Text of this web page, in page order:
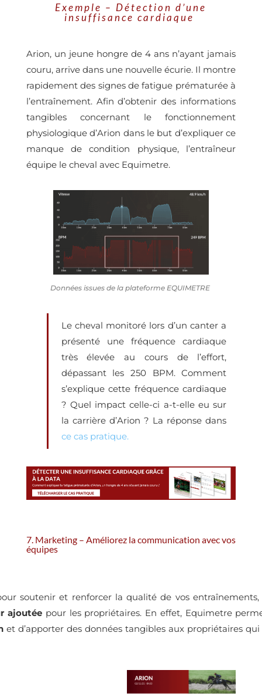
Exemple – Détection d’une
insuffisance cardiaque
Arion, un jeune hongre de 4 ans n’ayant jamais
couru, arrive dans une nouvelle écurie. Il montre
rapidement des signes de fatigue prématurée à
l’entraînement. Afin d’obtenir des informations
tangibles concernant le fonctionnement
physiologique d’Arion dans le but d’expliquer ce
manque de condition physique, l’entraîneur
équipe le cheval avec Equimetre.
Données issues de la plateforme EQUIMETRE
Le cheval monitoré lors d’un canter a
présenté une fréquence cardiaque
très élevée au cours de l’effort,
dépassant les 250 BPM. Comment
s’explique cette fréquence cardiaque
? Quel impact celle-ci a-t-elle eu sur
la carrière d’Arion ? La réponse dans
ce cas pratique.
7. Marketing – Améliorez la communication avec vos
équipes
soutenir et renforcer la qualité de vos entraînements,
ajoutéepour les propriétaires. En effet, Equimetre
et d’apporter des données tangibles aux propriétaires qui